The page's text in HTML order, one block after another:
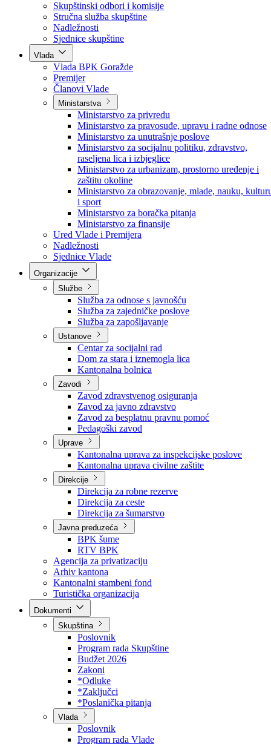
Poslanici po strankama
Poslanici po klubovima naroda
Kolegij skupštine
Skupštinski odbori i komisije
Stručna služba skupštine
Nadležnosti
Sjednice skupštine
Vlada
Vlada BPK Goražde
Premijer
Članovi Vlade
Ministarstva
Ministarstvo za privredu
Ministarstvo za pravosuđe, upravu i radne odnose
Ministarstvo za unutrašnje poslove
Ministarstvo za socijalnu politiku, zdravstvo,
raseljena lica i izbjeglice
Ministarstvo za urbanizam, prostorno uređenje i
zaštitu okoline
Ministarstvo za obrazovanje, mlade, nauku,
i sport
Ministarstvo za boračka pitanja
Ministarstvo za finansije
Ured Vlade i Premijera
Nadležnosti
Sjednice Vlade
Službe
Služba za odnose s javnošću
Služba za zajedničke poslove
Služba za zapošljavanje
Ustanove
Centar za socijalni rad
Dom za stara i iznemogla lica
Kantonalna bolnica
Zavodi
Zavod zdravstvenog osiguranja
Zavod za javno zdravstvo
Zavod za besplatnu pravnu pomoć
Pedagoški zavod
Uprave
Kantonalna uprava za inspekcijske poslove
Kantonalna uprava civilne zaštite
Direkcije
Direkcija za robne rezerve
Direkcija za ceste
Direkcija za šumarstvo
Javna preduzeća
BPK šume
RTV BPK
Agencija za privatizaciju
Arhiv kantona
Kantonalni stambeni fond
Turistička organizacija
Skupština
Poslovnik
Program rada Skupštine
Budžet 2026
Zakoni
*Odluke
*Zaključci
*Poslanička pitanja